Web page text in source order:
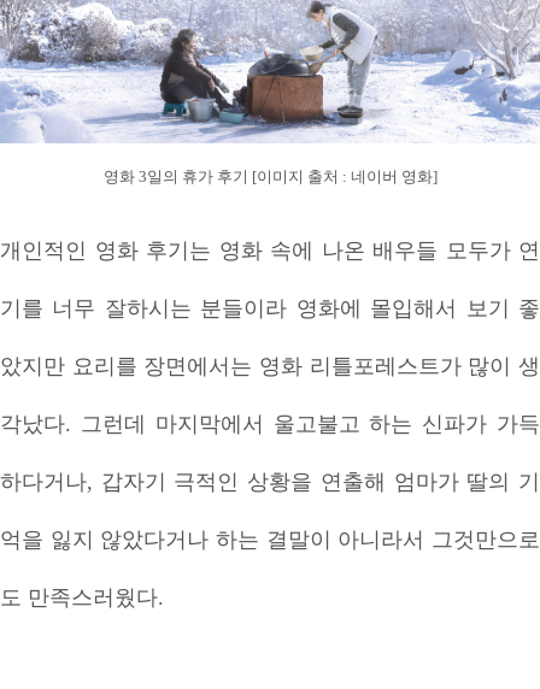
영화 3일의 휴가 후기 [이미지 출처 : 네이버 영화]
개인적인 영화 후기는 영화 속에 나온 배우들 모두가 연
기를 너무 잘하시는 분들이라 영화에 몰입해서 보기 좋
았지만 요리를 장면에서는 영화 리틀포레스트가 많이 생
각났다. 그런데 마지막에서 울고불고 하는 신파가 가득
하다거나, 갑자기 극적인 상황을 연출해 엄마가 딸의 기
억을 잃지 않았다거나 하는 결말이 아니라서 그것만으로
도 만족스러웠다.